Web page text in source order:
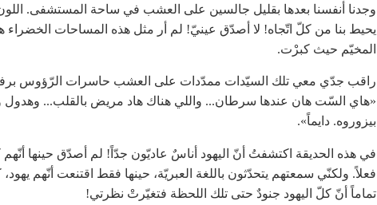
وجدنا أنفسنا بعدها بقليل جالسين على العشب في ساحة المستشفى.
يحيط بنا من كلّ اتّجاه! لا أصدّق عينيّ! لم أر مثل هذه المساحات الخضراء
المخيّم حيث كبرْت.
راقب جدّي معي تلك السيّدات ممدّدات على العشب حاسرات الرّؤوس
«هاي السّت هان عندها سرطان... واللي هناك هاد مريض بالقلب... وهدول
بيزوروه. دايماً».
في هذه الحديقة اكتشفتُ أنّ اليهود أناسٌ عاديّون جدّاً! لم أصدّق حينها أنّهم
فعلاً. ولكنّي سمعتهم يتحدّثون باللغة العبريّة، حينها فقط اقتنعت أنّهم
تماماً أنّ كلّ اليهود جنودٌ حتى تلك اللحظة فتغيّرتْ نظرتي!